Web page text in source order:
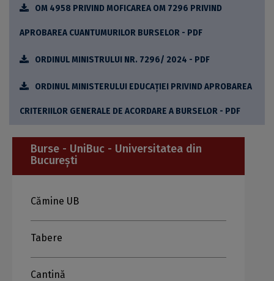
OM 4958 PRIVIND MOFICAREA OM 7296 PRIVIND
APROBAREA CUANTUMURILOR BURSELOR - PDF
ORDINUL MINISTRULUI NR. 7296/ 2024 - PDF
ORDINUL MINISTERULUI EDUCAȚIEI PRIVIND APROBAREA
CRITERIILOR GENERALE DE ACORDARE A BURSELOR - PDF
Burse - UniBuc - Universitatea din
București
Cămine UB
Tabere
Cantină